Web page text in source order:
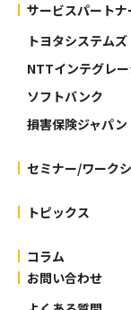
サービスパートナ
トヨタシステムズ
NTTインテグレ
ソフトバンク
損害保険ジャパン
セミナー/ワーク
トピックス
コラム
お問い合わせ